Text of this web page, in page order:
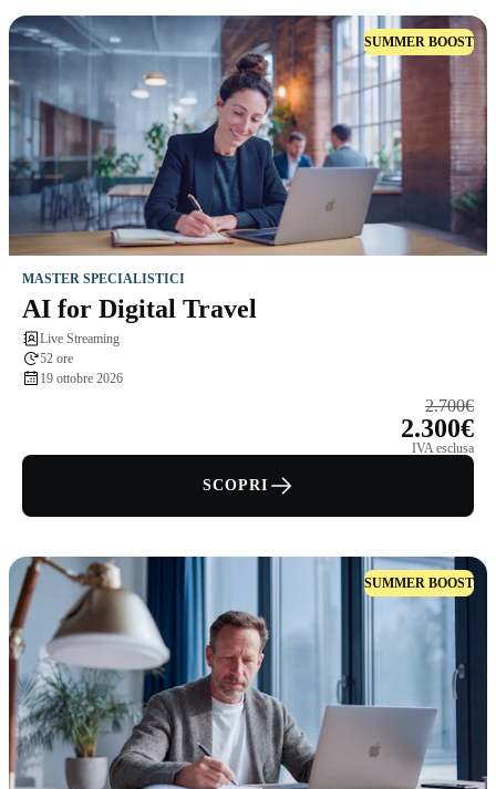
SUMMER BOOST
MASTER SPECIALISTICI
AI for Digital Travel
Live Streaming
52 ore
19 ottobre 2026
2.700€
2.300€
IVA esclusa
SCOPRI
SUMMER BOOST